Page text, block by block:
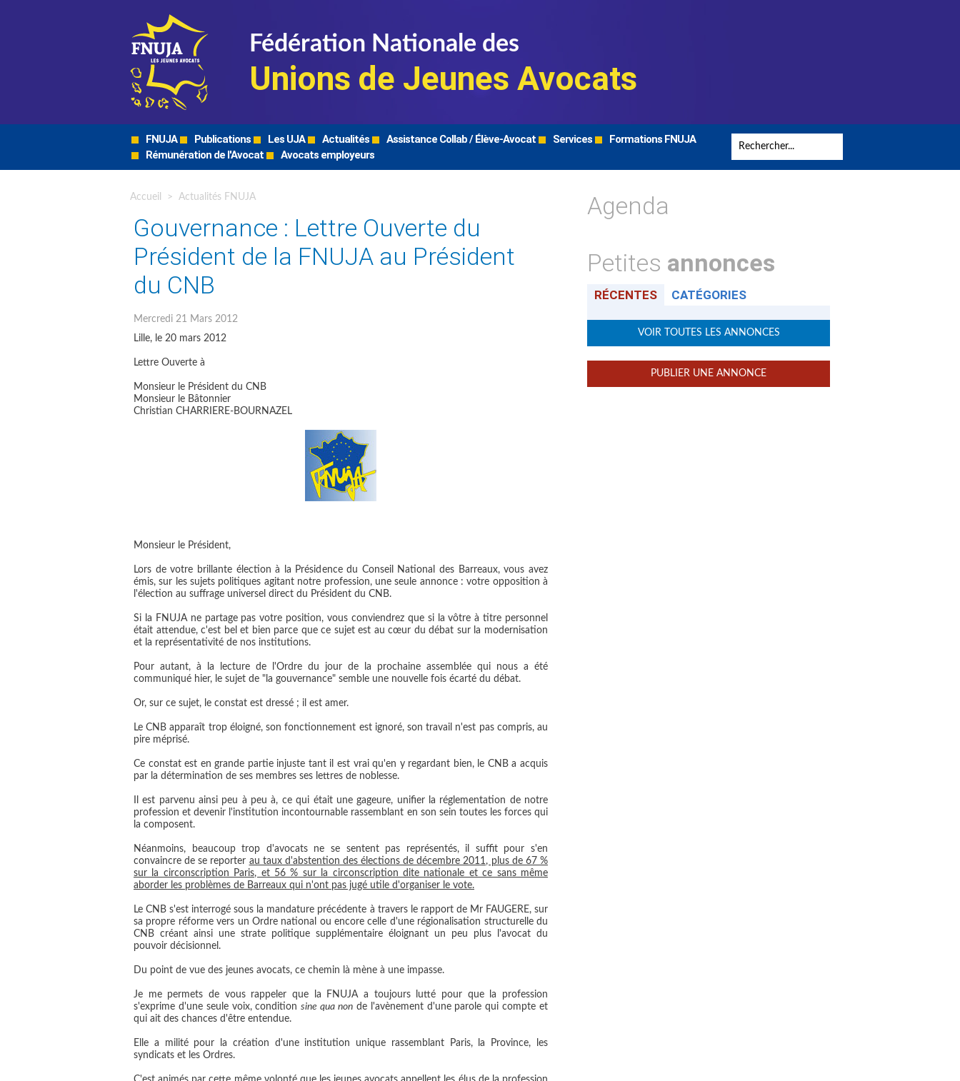
Fédération Nationale des
Unions de Jeunes Avocats
FNUJA Publications Les UJA Actualités Assistance Collab / Élève-Avocat Services
Formations FNUJA
Rémunération de l'Avocat
Avocats employeurs
Accueil > Actualités FNUJA
Gouvernance : Lettre Ouverte du
Président de la FNUJA au Président
du CNB
Mercredi 21 Mars 2012
Lille, le 20 mars 2012
Lettre Ouverte à
Monsieur le Président du CNB
Monsieur le Bâtonnier
Christian CHARRIERE-BOURNAZEL
Monsieur le Président,
Lors de votre brillante élection à la Présidence du Conseil National des Barreaux, vous avez
émis, sur les sujets politiques agitant notre profession, une seule annonce : votre opposition à
l'élection au suffrage universel direct du Président du CNB.
Si la FNUJA ne partage pas votre position, vous conviendrez que si la vôtre à titre personnel
était attendue, c'est bel et bien parce que ce sujet est au cœur du débat sur la modernisation
et la représentativité de nos institutions.
Pour autant, à la lecture de l'Ordre du jour de la prochaine assemblée qui nous a été
communiqué hier, le sujet de "la gouvernance" semble une nouvelle fois écarté du débat.
Or, sur ce sujet, le constat est dressé ; il est amer.
Le CNB apparaît trop éloigné, son fonctionnement est ignoré, son travail n'est pas compris, au
pire méprisé.
Ce constat est en grande partie injuste tant il est vrai qu'en y regardant bien, le CNB a acquis
par la détermination de ses membres ses lettres de noblesse.
Il est parvenu ainsi peu à peu à, ce qui était une gageure, unifier la réglementation de notre
profession et devenir l'institution incontournable rassemblant en son sein toutes les forces qui
la composent.
Néanmoins, beaucoup trop d'avocats ne se sentent pas représentés, il suffit pour s'en
convaincre de se reporter au taux d'abstention des élections de décembre 2011, plus de 67 %
sur la circonscription Paris, et 56 % sur la circonscription dite nationale et ce sans même
aborder les problèmes de Barreaux qui n'ont pas jugé utile d'organiser le vote.
Le CNB s'est interrogé sous la mandature précédente à travers le rapport de Mr FAUGERE, sur
sa propre réforme vers un Ordre national ou encore celle d'une régionalisation structurelle du
CNB créant ainsi une strate politique supplémentaire éloignant un peu plus l'avocat du
pouvoir décisionnel.
Du point de vue des jeunes avocats, ce chemin là mène à une impasse.
Je me permets de vous rappeler que la FNUJA a toujours lutté pour que la profession
s'exprime d'une seule voix, conditionsine qua non de l'avènement d'une parole qui compte et
qui ait des chances d'être entendue.
Elle a milité pour la création d'une institution unique rassemblant Paris, la Province, les
syndicats et les Ordres.
Agenda
Petites annonces
RÉCENTES CATÉGORIES
VOIR TOUTES LES ANNONCES
PUBLIER UNE ANNONCE